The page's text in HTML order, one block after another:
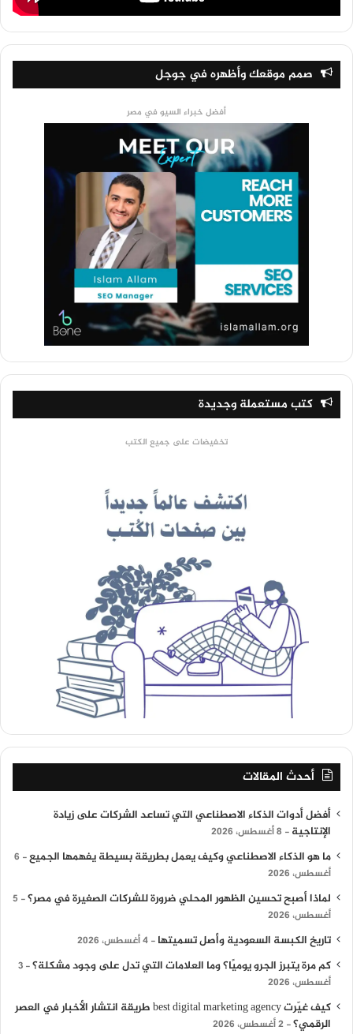
صمم موقعك وأظهره في جوجل
أفضل خبراء السيو في مصر
كتب مستعملة وجديدة
تخفيضات على جميع الكتب
أحدث المقالات
أفضل أدوات الذكاء الاصطناعي التي تساعد الشركات على زيادة
الإنتاجية
8 أغسطس، 2026
ما هو الذكاء الاصطناعي وكيف يعمل بطريقة بسيطة يفهمها الجميع
6
أغسطس، 2026
لماذا أصبح تحسين الظهور المحلي ضرورة للشركات الصغيرة في مصر؟
5
أغسطس، 2026
تاريخ الكبسة السعودية وأصل تسميتها 4 أغسطس، 2026
كم مرة يتبرز الجرو يوميًا؟ وما العلامات التي تدل على وجود مشكلة؟ 3
أغسطس، 2026
كيف غيّرت best digital marketing agency طريقة انتشار الأخبار في العصر
الرقمي؟ 2 أغسطس، 2026